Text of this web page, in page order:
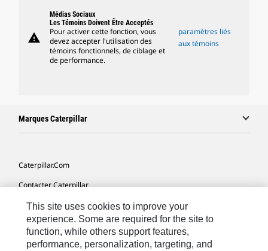
warning
Médias Sociaux
Les Témoins Doivent Être Acceptés
Pour activer cette fonction, vous
devez accepter l'utilisation des
témoins fonctionnels, de ciblage et
de performance.
paramètres liés
aux témoins
Marques Caterpillar
Caterpillar.com
Contacter Caterpillar
Mes Préférences Marketing
Plan Du Site
Cookie Settings
This site uses cookies to improve your
experience. Some are required for the site to
function, while others support features,
performance, personalization, targeting, and